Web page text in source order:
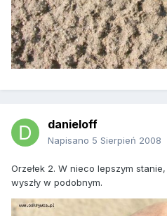
danieloff
Napisano 5 Sierpień 2008
Orzełek 2. W nieco lepszym
wyszły w podobnym.